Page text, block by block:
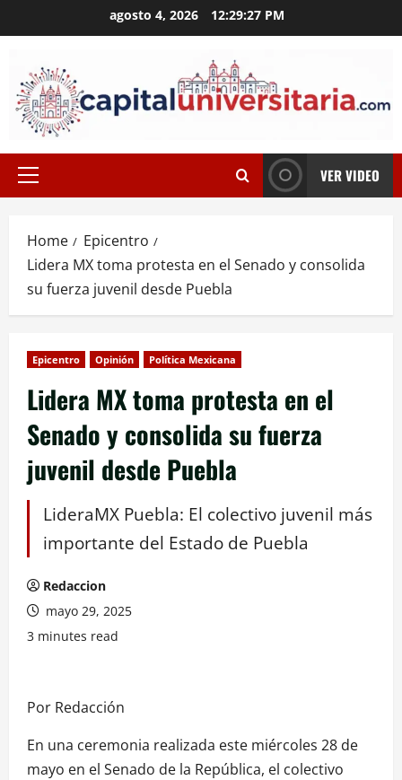
to
agosto 4, 2026 12:29:28 PM
Primary
VER VIDEO
Home
Epicentro
Lidera MX toma protesta en el Senado y consolida
su fuerza juvenil desde Puebla
Epicentro Opinión Política Mexicana
Lidera MX toma protesta en el
Senado y consolida su fuerza
juvenil desde Puebla
LideraMX Puebla: El colectivo juvenil más
importante del Estado de Puebla
Redaccion
mayo 29, 2025
3 minutes read
Por Redacción
En una ceremonia realizada este miércoles 28 de
mayo en el Senado de la República, el colectivo